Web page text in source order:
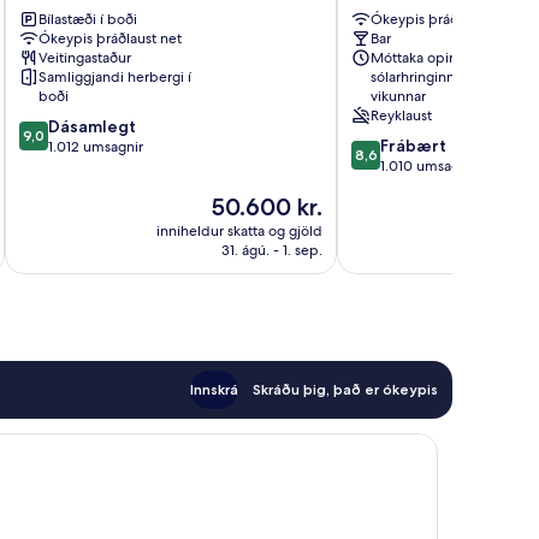
Bílastæði í boði
Ókeypis þráðlaust net
Veitingastaður
Samliggjandi herbergi í
boði
9.0
af
9,0 Dásamlegt
1.012 umsagnir
Verðið
er
50.600 kr.
50.600 kr.
inniheldur skatta og gjöld
31. ágú. - 1. sep.
Miðborgin
Reykjavik
Ókeypis þráðlaust net
Bar
Móttaka opin allan
sólarhringinn, alla daga
vikunnar
Reyklaust
8.6
af
8,6 Frábært
1.010 umsagnir
Innskrá Skráðu þig, það er ókeypis